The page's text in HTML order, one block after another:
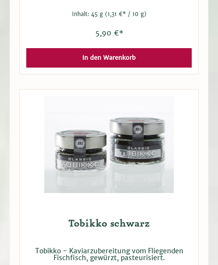
Inhalt: 45 g (1,31 €* / 10 g)
5,90 €*
In den Warenkorb
Tobikko schwarz
Tobikko - Kaviarzubereitung vom Fliegenden
Fischfisch, gewürzt, pasteurisiert.